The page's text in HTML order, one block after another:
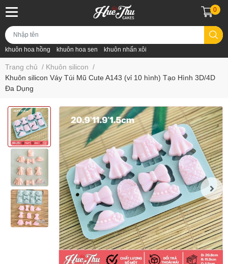
khuôn hoa hồng khuôn hoa sen khuôn nhấn xôi
0
Trang chủ / Khuôn silicon /
Khuôn silicon Váy Túi Mũ Cute A143 (vỉ 10 hình) Tạo Hình 3D/4D
Đa Dụng